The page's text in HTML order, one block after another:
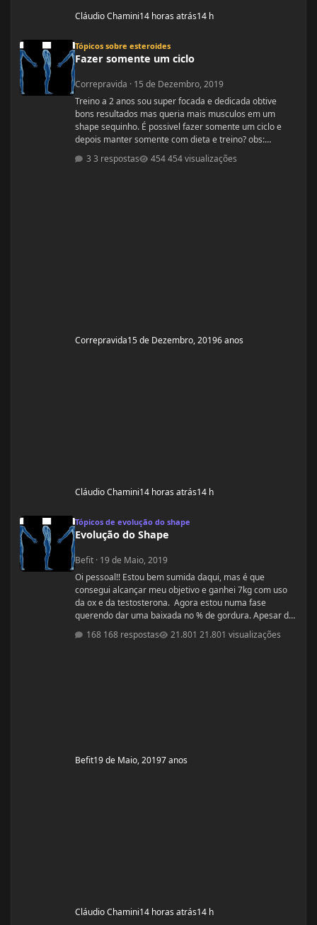
Cláudio Chamini14 horas atrás14 h
Tópicos sobre esteroides
Fazer somente um ciclo
Correpravida · 15 de Dezembro, 2019
Treino a 2 anos sou super focada e dedicada obtive
bons resultados mas queria mais musculos em um
shape sequinho. É possivel fazer somente um ciclo e
depois manter somente com dieta e treino? obs:
desculpe se ja tiver esse tópico, procurei mais não
encontrei
3 respostas 454 visualizações
Correpravida15 de Dezembro, 20196 anos
Cláudio Chamini14 horas atrás14 h
Tópicos de evolução do shape
Evolução do Shape
Befit · 19 de Maio, 2019
Oi pessoal!! Estou bem sumida daqui, mas é que
consegui alcançar meu objetivo e ganhei 7kg com uso
da ox e da testosterona. Agora estou numa fase
querendo dar uma baixada no % de gordura. Apesar de
estudar nutrição e saber exatamente o que devo fazer,
gostaria de compartilhamento de treinos e talvez
168 respostas 21.801 visualizações
Befit19 de Maio, 20197 anos
Cláudio Chamini14 horas atrás14 h